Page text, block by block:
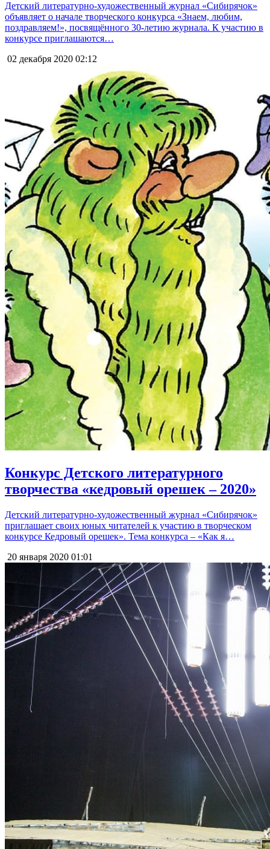
Детский литературно-художественный журнал «Сибирячок»
объявляет о начале творческого конкурса «Знаем, любим,
поздравляем!», посвящённого 30-летию журнала. К участию в
конкурсе приглашаются…
02 декабря 2020 02:12
Конкурс Детского литературного
творчества «кедровый орешек – 2020»
Детский литературно-художественный журнал «Сибирячок»
приглашает своих юных читателей к участию в творческом
конкурсе Кедровый орешек». Тема конкурса – «Как я…
20 января 2020 01:01